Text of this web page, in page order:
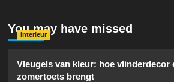
You may have missed
Interieur
Vleugels van kleur: hoe vlinderdecor
zomertoets brengt